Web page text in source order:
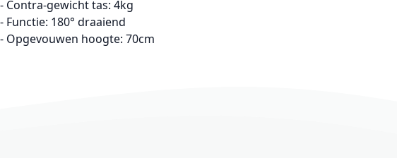
- Contra-gewicht tas: 4kg
- Functie: 180° draaiend
- Opgevouwen hoogte: 70cm